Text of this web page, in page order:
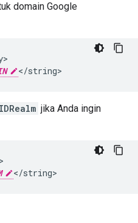
domain Google
</string>
jika Anda ingin
</string>